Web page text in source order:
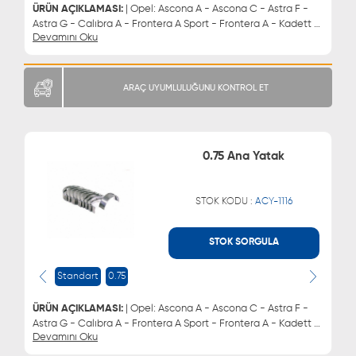
ÜRÜN AÇIKLAMASI: | Opel: Ascona A - Ascona C - Astra F -
Astra G - Calıbra A - Frontera A Sport - Frontera A - Kadett C
- Kadett D - Kadett E - Manta B - Manta A - Manta B CC -
A - Vectra B - Zafıra A Mpv Chevrolet: Astra - Vectra - Zafıra
Daewoo: Brougham - Espero - Evanda - Leganza - Lemans -
Devamını Oku
ARAÇ UYUMLULUĞUNU KONTROL ET
0.75 Ana Yatak
STOK KODU : ACY-1116
STOK SORGULA
Standart 0.75
ÜRÜN AÇIKLAMASI: | Opel: Ascona A - Ascona C - Astra F -
Astra G - Calıbra A - Frontera A Sport - Frontera A - Kadett C
- Kadett D - Kadett E - Manta B - Manta A - Manta B CC -
Devamını Oku
0543 329 21 55